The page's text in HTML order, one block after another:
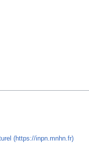
(https://inpn.mnhn.fr)